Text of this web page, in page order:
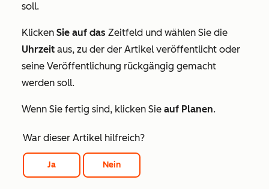
soll.
Klicken Sie auf das Zeitfeld und wählen Sie die
Uhrzeit aus, zu der der Artikel veröffentlicht oder
seine Veröffentlichung rückgängig gemacht
werden soll.
Wenn Sie fertig sind, klicken Sie auf Planen.
War dieser Artikel hilfreich?
Ja Nein